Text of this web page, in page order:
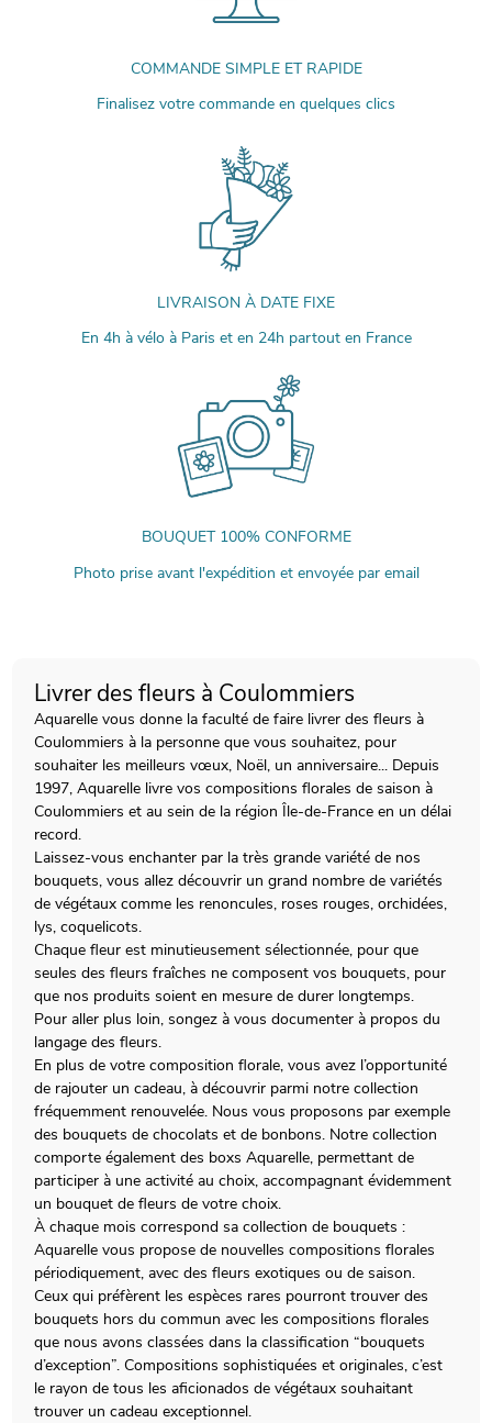
COMMANDE SIMPLE ET RAPIDE
Finalisez votre commande en quelques clics
LIVRAISON À DATE FIXE
En 4h à vélo à Paris et en 24h partout en France
BOUQUET 100% CONFORME
Photo prise avant l'expédition et envoyée par email
Livrer des fleurs à Coulommiers
Aquarelle vous donne la faculté de faire livrer des fleurs à
Coulommiers à la personne que vous souhaitez, pour
souhaiter les meilleurs vœux, Noël, un anniversaire... Depuis
1997, Aquarelle livre vos compositions florales de saison à
Coulommiers et au sein de la région Île-de-France en un délai
record.
Laissez-vous enchanter par la très grande variété de nos
bouquets, vous allez découvrir un grand nombre de variétés
de végétaux comme les renoncules, roses rouges, orchidées,
lys, coquelicots.
Chaque fleur est minutieusement sélectionnée, pour que
seules des fleurs fraîches ne composent vos bouquets, pour
que nos produits soient en mesure de durer longtemps.
Pour aller plus loin, songez à vous documenter à propos du
langage des fleurs.
En plus de votre composition florale, vous avez l’opportunité
de rajouter un cadeau, à découvrir parmi notre collection
fréquemment renouvelée. Nous vous proposons par exemple
des bouquets de chocolats et de bonbons. Notre collection
comporte également des boxs Aquarelle, permettant de
participer à une activité au choix, accompagnant évidemment
un bouquet de fleurs de votre choix.
À chaque mois correspond sa collection de bouquets :
Aquarelle vous propose de nouvelles compositions florales
périodiquement, avec des fleurs exotiques ou de saison.
Ceux qui préfèrent les espèces rares pourront trouver des
bouquets hors du commun avec les compositions florales
que nous avons classées dans la classification “bouquets
d’exception”. Compositions sophistiquées et originales, c’est
le rayon de tous les aficionados de végétaux souhaitant
trouver un cadeau exceptionnel.